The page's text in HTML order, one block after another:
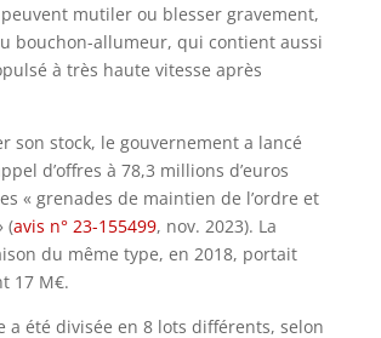
peuvent mutiler ou blesser gravement,
bouchon-allumeur, qui contient aussi
à très haute vitesse après
son stock, le gouvernement a lancé
d’offres à 78,3 millions d’euros
« grenades de maintien de l’ordre et
(avis n° 23-155499, nov. 2023). La
du même type, en 2018, portait
17 M€.
a été divisée en 8 lots différents, selon